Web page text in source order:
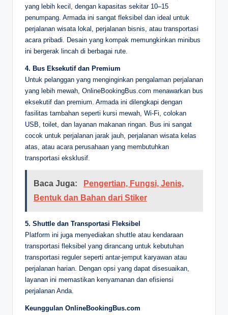
yang lebih kecil, dengan kapasitas sekitar 10–15
penumpang. Armada ini sangat fleksibel dan ideal untuk
perjalanan wisata lokal, perjalanan bisnis, atau transportasi
acara pribadi. Desain yang kompak memungkinkan minibus
ini bergerak lincah di berbagai rute.
4. Bus Eksekutif dan Premium
Untuk pelanggan yang menginginkan pengalaman perjalanan
yang lebih mewah, OnlineBookingBus.com menawarkan bus
eksekutif dan premium. Armada ini dilengkapi dengan
fasilitas tambahan seperti kursi mewah, Wi-Fi, colokan
USB, toilet, dan layanan makanan ringan. Bus ini sangat
cocok untuk perjalanan jarak jauh, perjalanan wisata kelas
atas, atau acara perusahaan yang membutuhkan
transportasi eksklusif.
Baca Juga:
Pengertian, Fungsi, Jenis,
Bentuk dan Bahan dari Stiker
5. Shuttle dan Transportasi Fleksibel
Platform ini juga menyediakan shuttle atau kendaraan
transportasi fleksibel yang dirancang untuk kebutuhan
transportasi reguler seperti antar-jemput karyawan atau
perjalanan harian. Dengan opsi yang dapat disesuaikan,
layanan ini memastikan kenyamanan dan efisiensi
perjalanan Anda.
Keunggulan OnlineBookingBus.com